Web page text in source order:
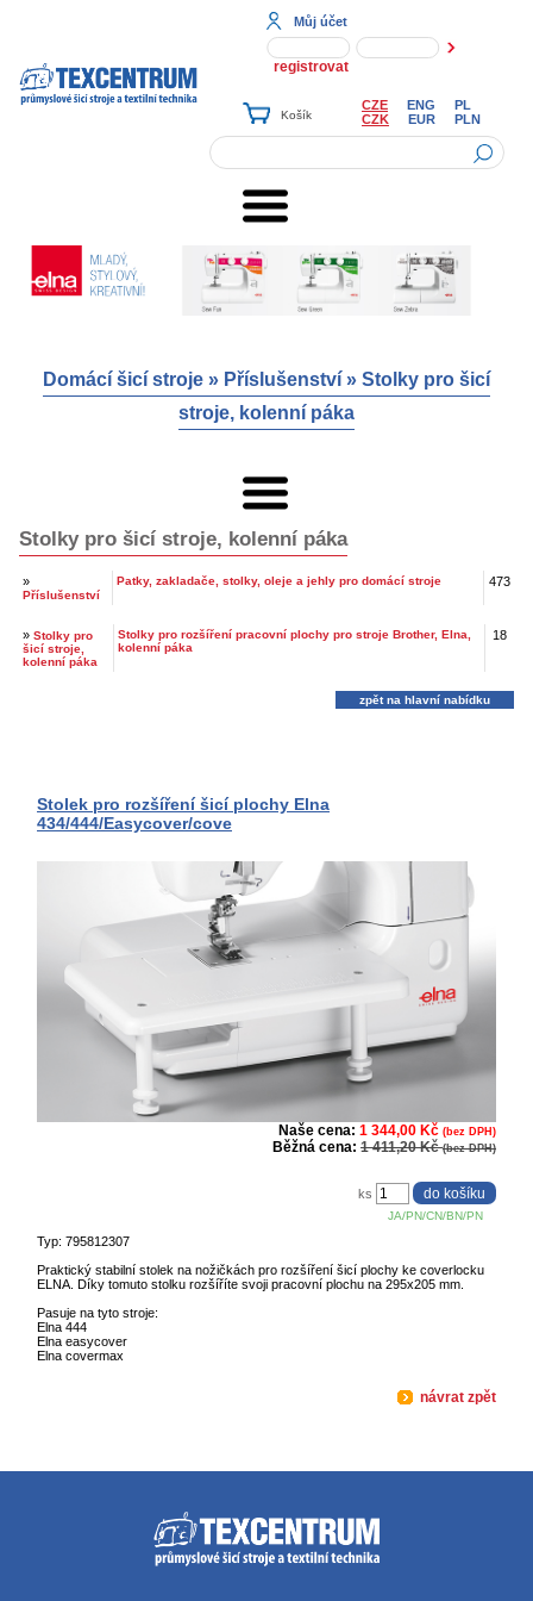
Můj účet
registrovat
CZE ENG
PL
CZK
EUR PLN
Domácí šicí stroje » Příslušenství » Stolky pro šicí
stroje, kolenní páka
Stolky pro šicí stroje, kolenní páka
»
Příslušenství
Patky, zakladače, stolky, oleje a jehly pro domácí stroje 473
» Stolky pro
šicí stroje,
kolenní páka
Stolky pro rozšíření pracovní plochy pro stroje Brother, Elna,
kolenní páka
18
zpět na hlavní nabídku
Stolek pro rozšíření šicí plochy Elna
434/444/Easycover/cove
Naše cena: 1 344,00 Kč (bez DPH)
Běžná cena: 1 411,20 Kč(bez DPH)
JA/PN/CN/BN/PN
ks
Typ: 795812307
Praktický stabilní stolek na nožičkách pro rozšíření šicí plochy ke coverlocku
ELNA. Díky tomuto stolku rozšíříte svoji pracovní plochu na 295x205 mm.
Pasuje na tyto stroje:
Elna 444
Elna easycover
Elna covermax
návrat zpět